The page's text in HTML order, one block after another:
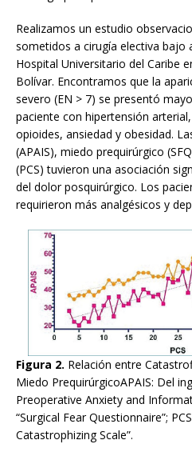
Realizamos un estudio
sometidos a cirugía electiva bajo
Hospital Universitario del Caribe
Bolívar. Encontramos que la
severo (EN > 7) se presentó
paciente con hipertensión
opioides, ansiedad y obesidad.
(APAIS), miedo prequirúrgico
(PCS) tuvieron una asociación
del dolor posquirúrgico. Los
requirieron más analgésicos y
Figura 2. Relación entre
Miedo PrequirúrgicoAPAIS: Del
Preoperative Anxiety and
“Surgical Fear Questionnaire”;
Catastrophizing Scale”.